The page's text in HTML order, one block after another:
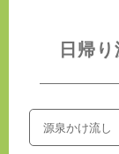
日帰
源泉かけ流し